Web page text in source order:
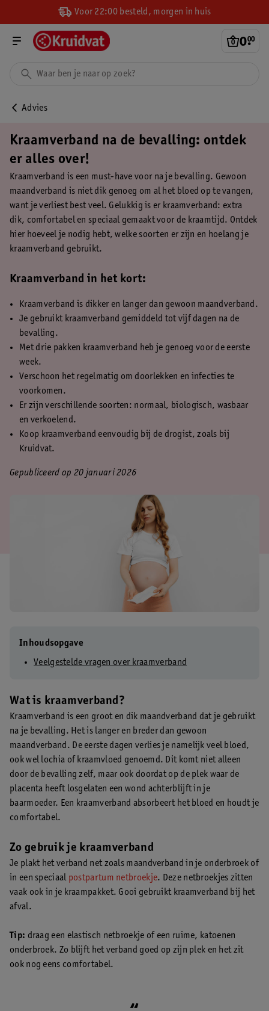
Voor 22:00 besteld, morgen in huis
0.
00
Advies
Kraamverband na de bevalling: ontdek
er alles over!
Kraamverband is een must-have voor na je bevalling. Gewoon
maandverband is niet dik genoeg om al het bloed op te vangen,
want je verliest best veel. Gelukkig is er kraamverband: extra
dik, comfortabel en speciaal gemaakt voor de kraamtijd. Ontdek
hier hoeveel je nodig hebt, welke soorten er zijn en hoelang je
kraamverband gebruikt.
Kraamverband in het kort:
Kraamverband is dikker en langer dan gewoon maandverband.
Je gebruikt kraamverband gemiddeld tot vijf dagen na de
bevalling.
Met drie pakken kraamverband heb je genoeg voor de eerste
week.
Verschoon het regelmatig om doorlekken en infecties te
voorkomen.
Er zijn verschillende soorten: normaal, biologisch, wasbaar
en verkoelend.
Koop kraamverband eenvoudig bij de drogist, zoals bij
Kruidvat.
Gepubliceerd op 20 januari 2026
Inhoudsopgave
Veelgestelde vragen over kraamverband
Wat is kraamverband?
Kraamverband is een groot en dik maandverband dat je gebruikt
na je bevalling. Het is langer en breder dan gewoon
maandverband. De eerste dagen verlies je namelijk veel bloed,
ook wel lochia of kraamvloed genoemd. Dit komt niet alleen
door de bevalling zelf, maar ook doordat op de plek waar de
placenta heeft losgelaten een wond achterblijft in je
baarmoeder. Een kraamverband absorbeert het bloed en houdt je
comfortabel.
Zo gebruik je kraamverband
Je plakt het verband net zoals maandverband in je onderbroek of
in een speciaal postpartum netbroekje. Deze netbroekjes zitten
vaak ook in je kraampakket. Gooi gebruikt kraamverband bij het
afval.
Tip: draag een elastisch netbroekje of een ruime, katoenen
onderbroek. Zo blijft het verband goed op zijn plek en het zit
ook nog eens comfortabel.